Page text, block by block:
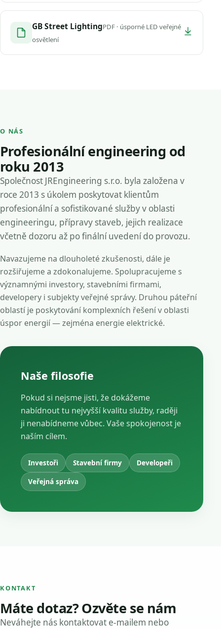
GB Street LightingPDF · úsporné LED veřejné
osvětlení
O NÁS
Profesionální engineering od
roku 2013
Společnost JREngineering s.r.o. byla založena v
roce 2013 s úkolem poskytovat klientům
profesionální a sofistikované služby v oblasti
engineeringu, přípravy staveb, jejich realizace
včetně dozoru až po finální uvedení do provozu.
Navazujeme na dlouholeté zkušenosti, dále je
rozšiřujeme a zdokonalujeme. Spolupracujeme s
významnými investory, stavebními firmami,
developery i subjekty veřejné správy. Druhou páteřní
oblastí je poskytování komplexních řešení v oblasti
úspor energií — zejména energie elektrické.
Naše filosofie
Pokud si nejsme jisti, že dokážeme
nabídnout tu nejvyšší kvalitu služby, raději
ji nenabídneme vůbec. Vaše spokojenost je
naším cílem.
Investoři Stavební firmy
Developeři
Veřejná správa
KONTAKT
Máte dotaz? Ozvěte se nám
Neváhejte nás kontaktovat e-mailem nebo